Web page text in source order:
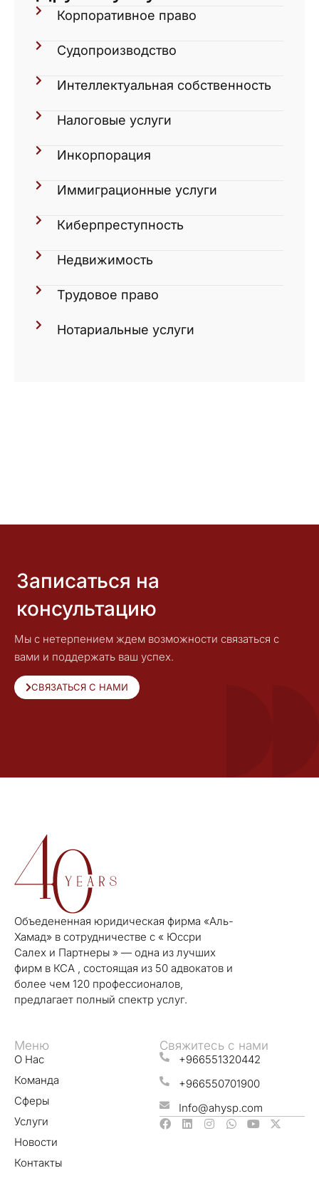
Корпоративное право
Судопроизводство
Интеллектуальная собственность
Налоговые услуги
Инкорпорация
Иммиграционные услуги
Киберпреступность
Недвижимость
Трудовое право
Нотариальные услуги
Записаться на
консультацию
Мы с нетерпением ждем возможности связаться с
вами и поддержать ваш успех.
СВЯЗАТЬСЯ С НАМИ
Объедененная юридическая фирма «Аль-
Хамад» в сотрудничестве с « Юссри
Салех и Партнеры » — одна из лучших
фирм в КСА , состоящая из 50 адвокатов и
более чем 120 профессионалов,
предлагает полный спектр услуг.
Меню
О Нас
Команда
Сферы
Услуги
Новости
Контакты
Свяжитесь с нами
+966551320442
+966550701900
Info@ahysp.com